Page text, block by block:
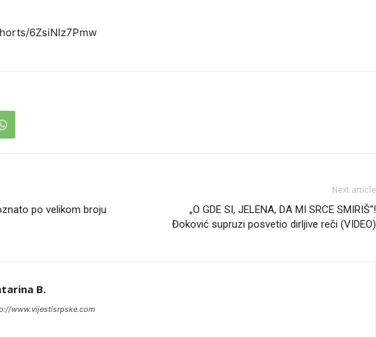
6ZsiNIz7Pmw
po velikom broju
Next article
„O GDE SI, JELENA, DA MI SRCE SMIRIŠ“!
Đoković supruzi posvetio dirljive reči (VIDEO)
B.
www.vijestisrpske.com